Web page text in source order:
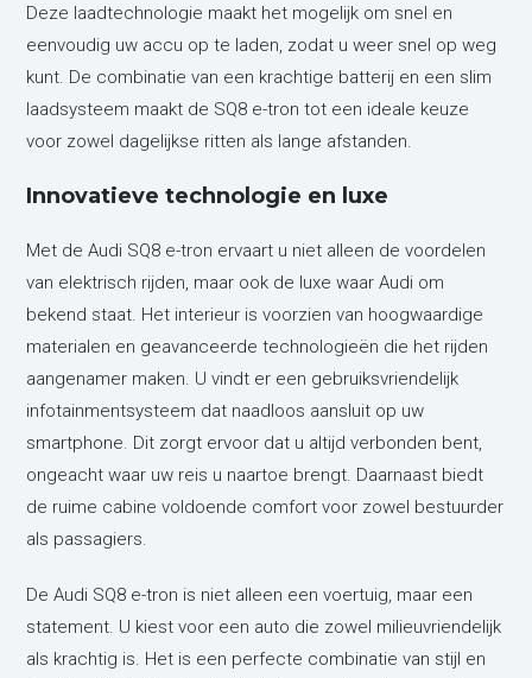
Deze laadtechnologie maakt het mogelijk om snel en
eenvoudig uw accu op te laden, zodat u weer snel op weg
kunt. De combinatie van een krachtige batterij en een slim
laadsysteem maakt de SQ8 e-tron tot een ideale keuze
voor zowel dagelijkse ritten als lange afstanden.
Innovatieve technologie en luxe
Met de Audi SQ8 e-tron ervaart u niet alleen de voordelen
van elektrisch rijden, maar ook de luxe waar Audi om
bekend staat. Het interieur is voorzien van hoogwaardige
materialen en geavanceerde technologieën die het rijden
aangenamer maken. U vindt er een gebruiksvriendelijk
infotainmentsysteem dat naadloos aansluit op uw
smartphone. Dit zorgt ervoor dat u altijd verbonden bent,
ongeacht waar uw reis u naartoe brengt. Daarnaast biedt
de ruime cabine voldoende comfort voor zowel bestuurder
als passagiers.
De Audi SQ8 e-tron is niet alleen een voertuig, maar een
statement. U kiest voor een auto die zowel milieuvriendelijk
als krachtig is. Het is een perfecte combinatie van stijl en